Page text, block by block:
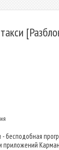
- бесподобная
приложений